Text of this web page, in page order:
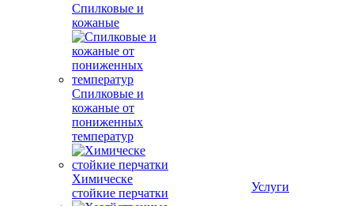
Спилковые и
кожаные
Спилковые и
кожаные от
пониженных
температур
Химическе
стойкие перчатки
Услуги